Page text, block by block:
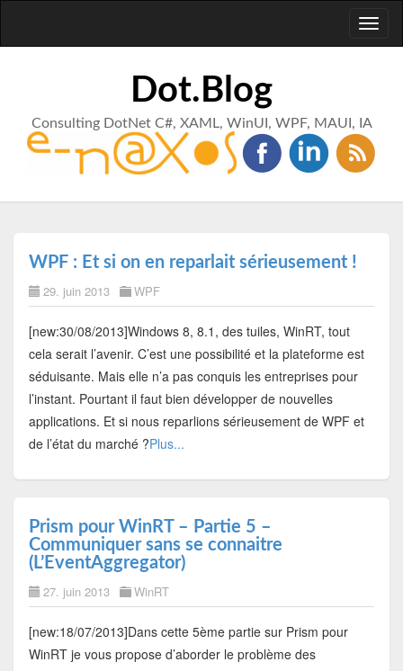
Dot.Blog
Consulting DotNet C#, XAML, WinUI, WPF, MAUI, IA
WPF : Et si on en reparlait sérieusement !
29. juin 2013 WPF
[new:30/08/2013]Windows 8, 8.1, des tuiles, WinRT, tout
cela serait l’avenir. C’est une possibilité et la plateforme est
séduisante. Mais elle n’a pas conquis les entreprises pour
l’instant. Pourtant il faut bien développer de nouvelles
applications. Et si nous reparlions sérieusement de WPF et
de l’état du marché ?Plus...
Prism pour WinRT – Partie 5 –
Communiquer sans se connaitre
(L’EventAggregator)
27. juin 2013 WinRT
[new:18/07/2013]Dans cette 5ème partie sur Prism pour
WinRT je vous propose d’aborder le problème des